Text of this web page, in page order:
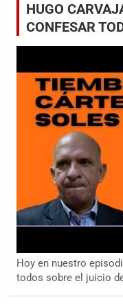
HUGO
CONFESAR
Hoy en nuestro
todos sobre el juicio